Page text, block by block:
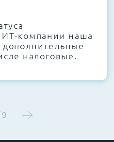
под 100%
часов для
всех подсистем
ИТ-компании наша
налоговые.
9